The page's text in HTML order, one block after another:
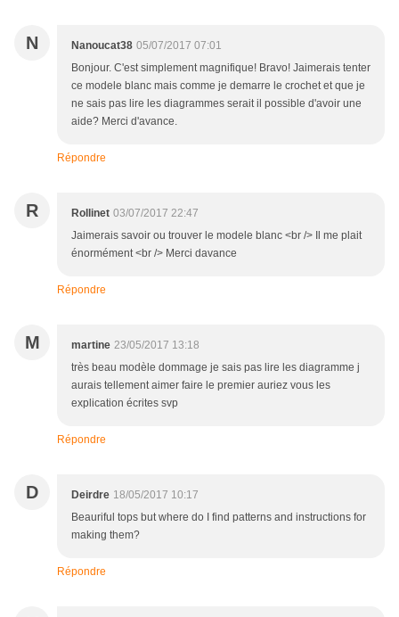
N Nanoucat38 05/07/2017 07:01
Bonjour. C'est simplement magnifique! Bravo! Jaimerais tenter
ce modele blanc mais comme je demarre le crochet et que je
ne sais pas lire les diagrammes serait il possible d'avoir une
aide? Merci d'avance.
Répondre
R Rollinet 03/07/2017 22:47
Jaimerais savoir ou trouver le modele blanc <br /> Il me plait
énormément <br /> Merci davance
Répondre
M martine 23/05/2017 13:18
très beau modèle dommage je sais pas lire les diagramme j
aurais tellement aimer faire le premier auriez vous les
explication écrites svp
Répondre
D Deirdre 18/05/2017 10:17
Beauriful tops but where do I find patterns and instructions for
making them?
Répondre